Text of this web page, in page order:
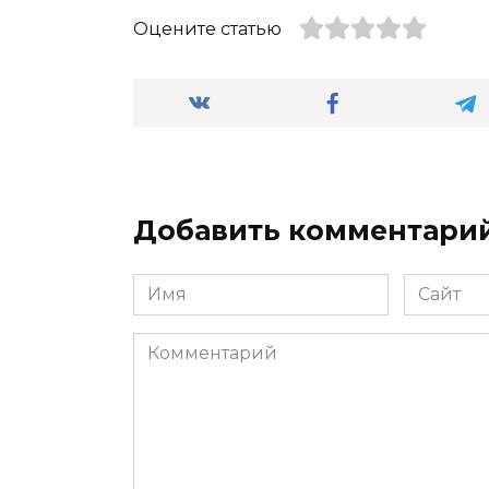
Оцените статью
Добавить
Имя
*
Сайт
Комментарий